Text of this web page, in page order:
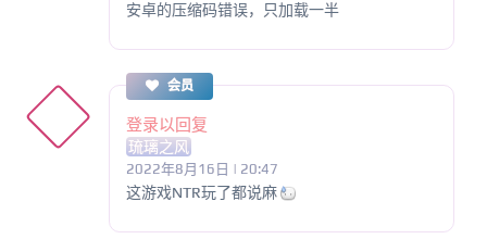
安卓的压缩码错误，只加载一半
会员
登录以回复
琉璃之风
2022年8月16日 | 20:47
这游戏NTR玩了都说麻